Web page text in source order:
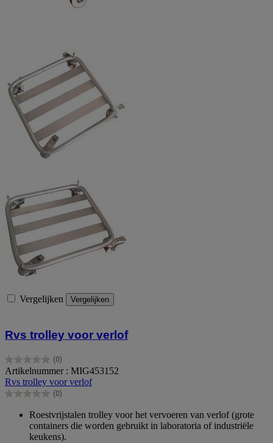
Vergelijken Vergelijken
Rvs trolley voor verlof
(0)
0.0
van
de
5
Artikelnummer : MIG453152
Rvs trolley voor verlof
(0)
0.0
Roestvrijstalen trolley voor het vervoeren van verlof (grote
containers die worden gebruikt in laboratoria of industriële
keukens).